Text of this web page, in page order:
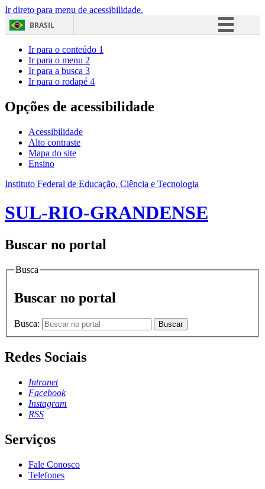
Ir direto para menu de acessibilidade.
BRASIL
Acesso à informação
Ir para o conteúdo 1
Ir para o menu 2
Ir para a busca 3
Ir para o rodapé 4
Opções de acessibilidade
Acessibilidade
Alto contraste
Mapa do site
Ensino
Instituto Federal de Educação, Ciência e Tecnologia
SUL-RIO-GRANDENSE
Buscar no portal
Busca
Buscar no portal
Busca: Buscar
Redes Sociais
Intranet
Facebook
Instagram
RSS
Serviços
Fale Conosco
Telefones